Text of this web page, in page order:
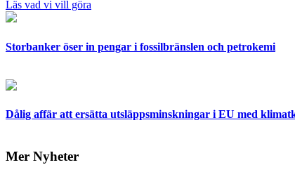
Läs vad vi vill göra
Storbanker öser in pengar i fossilbränslen och petrokemi
Dålig affär att ersätta utsläppsminskningar i EU med
Mer Nyheter